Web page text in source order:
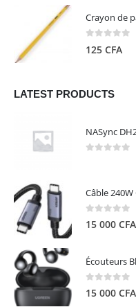
Crayon de
125 CFA
LATEST PRODUCTS
NASync
0 out of 5
15 000 CFA
0 out of 5
15 000 CFA